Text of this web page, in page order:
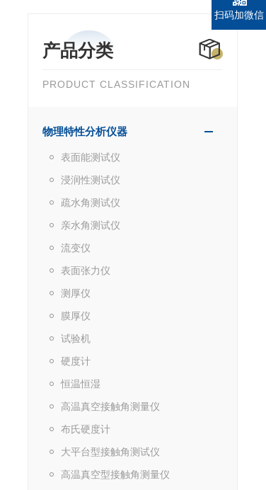
产品分类
PRODUCT CLASSIFICATION
物理特性分析仪器
表面能测试仪
浸润性测试仪
疏水角测试仪
亲水角测试仪
流变仪
表面张力仪
测厚仪
膜厚仪
试验机
硬度计
恒温恒湿
高温真空接触角测量仪
布氏硬度计
大平台型接触角测试仪
高温真空型接触角测量仪
扫码加微信